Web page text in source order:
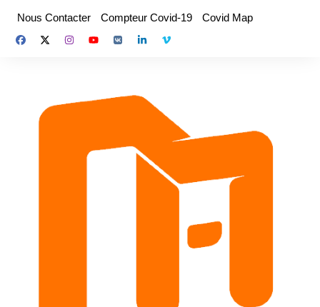
contenu
Nous Contacter Compteur Covid-19 Covid Map